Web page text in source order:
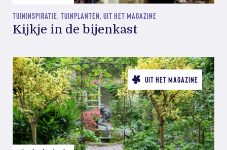
TUININSPIRATIE, TUINPLANTEN, UIT HET MAGAZINE
Kijkje in de bijenkast
UIT HET MAGAZINE